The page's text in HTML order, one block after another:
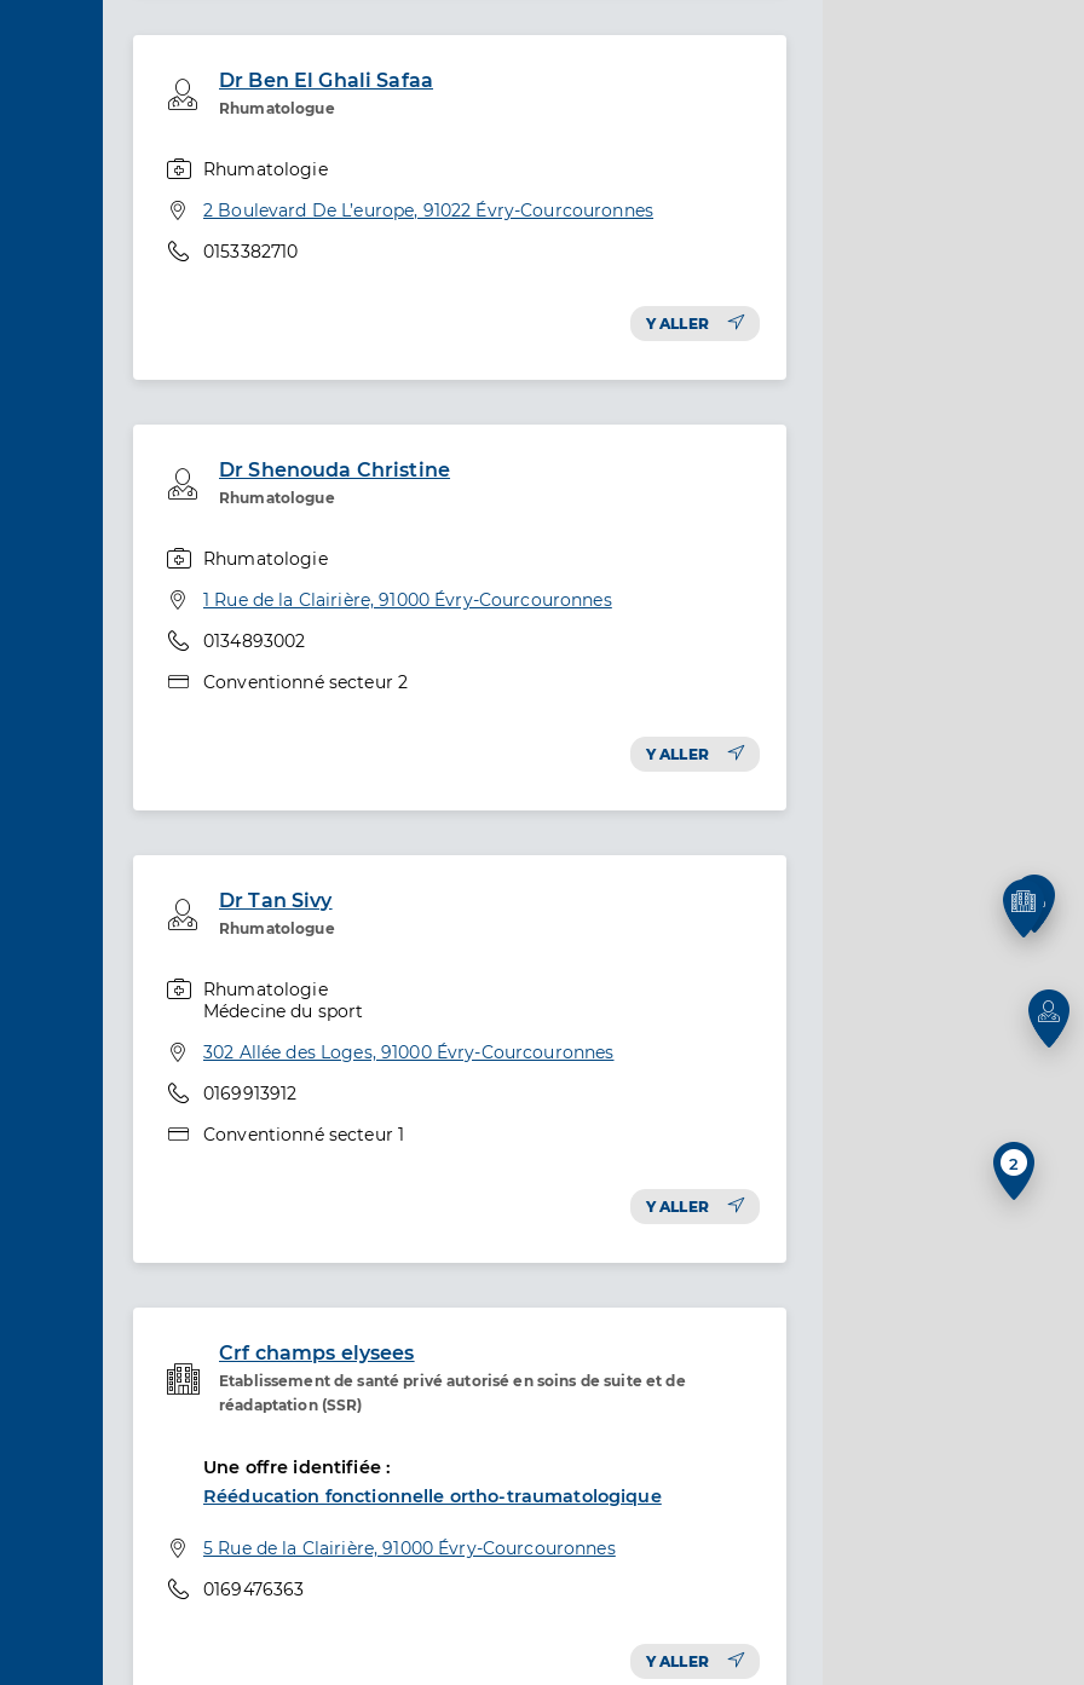
Dr Ben El Ghali Safaa
Rhumatologue
Professionel de santé
Rhumatologie
Adresse
2 Boulevard De L’europe, 91022 Évry-Courcouronnes
Téléphone
0153382710
Y ALLER
Dr Shenouda Christine
Rhumatologue
Professionel de santé
Rhumatologie
Adresse
1 Rue de la Clairière, 91000 Évry-Courcouronnes
Téléphone
0134893002
Type de convention
Conventionné secteur 2
Y ALLER
Dr Tan Sivy
Rhumatologue
Professionel de santé
Spécialités
Rhumatologie
Médecine du sport
Adresse
302 Allée des Loges, 91000 Évry-Courcouronnes
Téléphone
0169913912
Type de convention
Conventionné secteur 1
Y ALLER
Crf champs elysees
Etablissement de santé privé autorisé en soins de suite et de
réadaptation (SSR)
Etablissement de soins
Une offre identifiée :
Rééducation fonctionnelle ortho-traumatologique
Adresse
5 Rue de la Clairière, 91000 Évry-Courcouronnes
Téléphone
0169476363
Y ALLER
2